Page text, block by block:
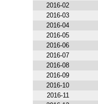
2016-02
2016-03
2016-04
2016-05
2016-06
2016-07
2016-08
2016-09
2016-10
2016-11